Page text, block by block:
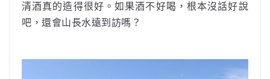
清酒真的造得很好。如果酒不好喝，根本沒話好說
吧，還會山長水遠到訪嗎？